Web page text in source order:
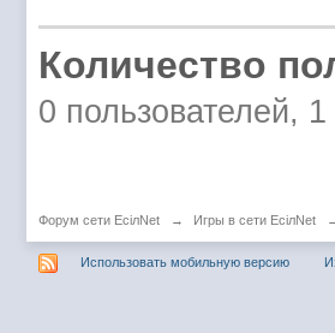
Количество
0 пользователей,
Форум сети EciлNet → Игры в сети EciлNet
Использовать мобильную версию